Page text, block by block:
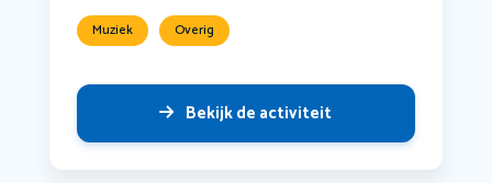
Muziek Overig
Bekijk de activiteit